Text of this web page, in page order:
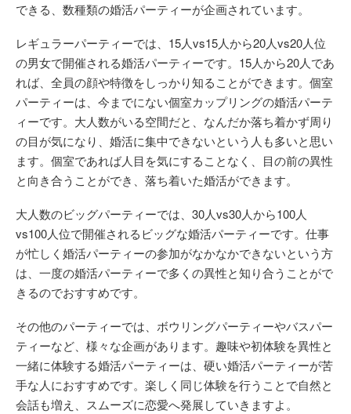
できる、数種類の婚活パーティーが企画されています。
レギュラーパーティーでは、15人vs15人から20人vs20人位
の男女で開催される婚活パーティーです。15人から20人であ
れば、全員の顔や特徴をしっかり知ることができます。個室
パーティーは、今までにない個室カップリングの婚活パーテ
ィーです。大人数がいる空間だと、なんだか落ち着かず周り
の目が気になり、婚活に集中できないという人も多いと思い
ます。個室であれば人目を気にすることなく、目の前の異性
と向き合うことができ、落ち着いた婚活ができます。
大人数のビッグパーティーでは、30人vs30人から100人
vs100人位で開催されるビッグな婚活パーティーです。仕事
が忙しく婚活パーティーの参加がなかなかできないという方
は、一度の婚活パーティーで多くの異性と知り合うことがで
きるのでおすすめです。
その他のパーティーでは、ボウリングパーティーやバスパー
ティーなど、様々な企画があります。趣味や初体験を異性と
一緒に体験する婚活パーティーは、硬い婚活パーティーが苦
手な人におすすめです。楽しく同じ体験を行うことで自然と
会話も増え、スムーズに恋愛へ発展していきますよ。